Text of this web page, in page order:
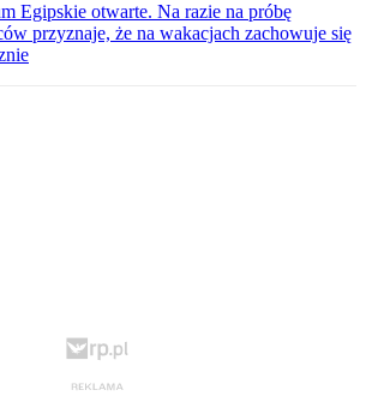
Egipskie otwarte. Na razie na próbę
przyznaje, że na wakacjach zachowuje się